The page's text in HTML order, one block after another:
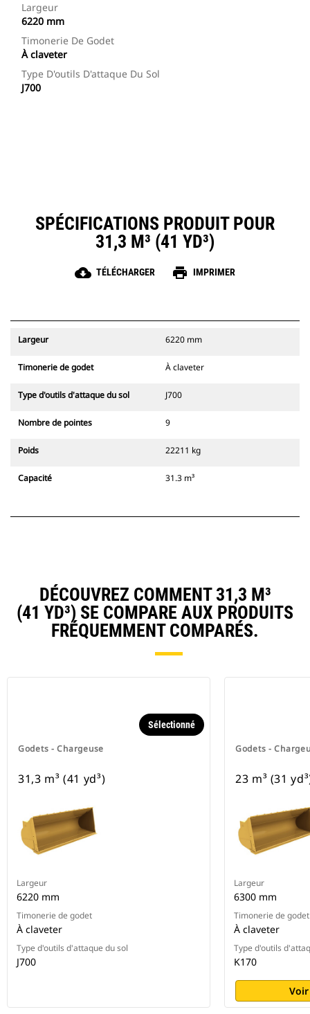
Largeur
6220 mm
Timonerie De Godet
À claveter
Type D'outils D'attaque Du Sol
J700
SPÉCIFICATIONS PRODUIT POUR
31,3 M³ (41 YD³)
cloud_download TÉLÉCHARGER print IMPRIMER
Largeur 6220 mm
Timonerie de godet À claveter
Type d'outils d'attaque du sol J700
Nombre de pointes 9
Poids 22211 kg
Capacité 31.3 m³
DÉCOUVREZ COMMENT 31,3 M³
(41 YD³) SE COMPARE AUX PRODUITS
FRÉQUEMMENT COMPARÉS.
Godets - Chargeuse
Sélectionné
31,3 m³ (41 yd³)
Largeur
6220 mm
Timonerie de godet
À claveter
Type d'outils d'attaque du sol
J700
Godets -
23 m³ (31
Largeur
6300 mm
Timonerie de godet
À claveter
Type d'outils
K170